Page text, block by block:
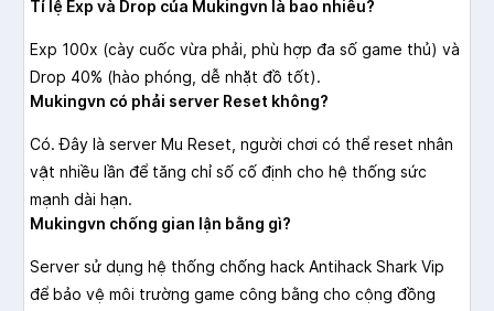
Tỉ lệ Exp và Drop của Mukingvn là bao nhiêu?
Exp 100x (cày cuốc vừa phải, phù hợp đa số game thủ) và
Drop 40% (hào phóng, dễ nhặt đồ tốt).
Mukingvn có phải server Reset không?
Có. Đây là server Mu Reset, người chơi có thể reset nhân
vật nhiều lần để tăng chỉ số cố định cho hệ thống sức
mạnh dài hạn.
Mukingvn chống gian lận bằng gì?
Server sử dụng hệ thống chống hack Antihack Shark Vip
để bảo vệ môi trường game công bằng cho cộng đồng